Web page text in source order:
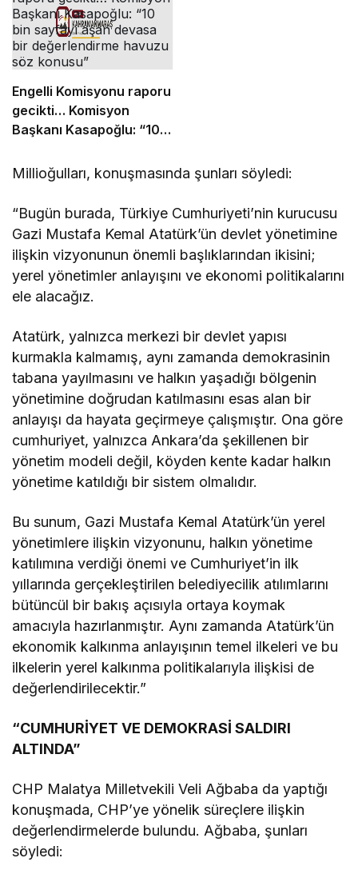
Engelli Komisyonu raporu
gecikti… Komisyon
Başkanı Kasapoğlu: “10
bir değerlendirme
Millioğulları, konuşmasında şunları söyledi:
“Bugün burada, Türkiye Cumhuriyeti’nin kurucusu
Gazi Mustafa Kemal Atatürk’ün devlet yönetimine
ilişkin vizyonunun önemli başlıklarından ikisini;
yerel yönetimler anlayışını ve ekonomi politikalarını
ele alacağız.
Atatürk, yalnızca merkezi bir devlet yapısı
kurmakla kalmamış, aynı zamanda demokrasinin
tabana yayılmasını ve halkın yaşadığı bölgenin
yönetimine doğrudan katılmasını esas alan bir
anlayışı da hayata geçirmeye çalışmıştır. Ona göre
cumhuriyet, yalnızca Ankara’da şekillenen bir
yönetim modeli değil, köyden kente kadar halkın
yönetime katıldığı bir sistem olmalıdır.
Bu sunum, Gazi Mustafa Kemal Atatürk’ün yerel
yönetimlere ilişkin vizyonunu, halkın yönetime
katılımına verdiği önemi ve Cumhuriyet’in ilk
yıllarında gerçekleştirilen belediyecilik atılımlarını
bütüncül bir bakış açısıyla ortaya koymak
amacıyla hazırlanmıştır. Aynı zamanda Atatürk’ün
ekonomik kalkınma anlayışının temel ilkeleri ve bu
ilkelerin yerel kalkınma politikalarıyla ilişkisi de
değerlendirilecektir.”
“CUMHURİYET VE DEMOKRASİ SALDIRI
ALTINDA”
CHP Malatya Milletvekili Veli Ağbaba da yaptığı
konuşmada, CHP’ye yönelik süreçlere ilişkin
değerlendirmelerde bulundu. Ağbaba, şunları
söyledi: